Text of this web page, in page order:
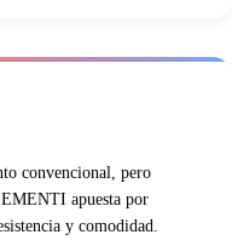
convencional, pero
apuesta por
y comodidad.